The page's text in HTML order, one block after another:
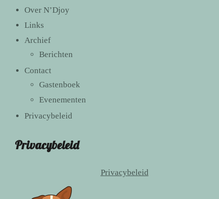
Over N’Djoy
Links
Archief
Berichten
Contact
Gastenboek
Evenementen
Privacybeleid
Privacybeleid
Privacybeleid